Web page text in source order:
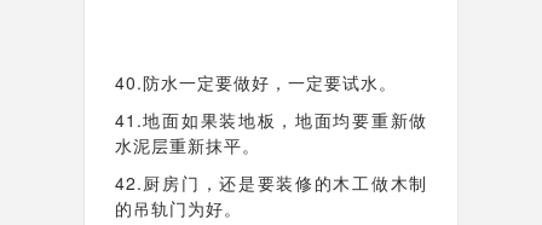
40.防水一定要做好，一定要试水。
41.地面如果装地板，地面均要重新做
水泥层重新抹平。
42.厨房门，还是要装修的木工做木制
的吊轨门为好。